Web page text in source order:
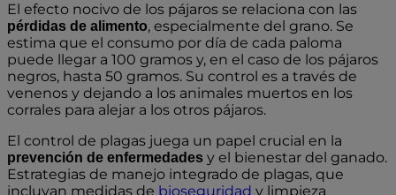
El efecto nocivo de los pájaros se relaciona con las
pérdidas de alimento, especialmente del grano. Se
estima que el consumo por día de cada paloma
puede llegar a 100 gramos y, en el caso de los pájaros
negros, hasta 50 gramos. Su control es a través de
venenos y dejando a los animales muertos en los
corrales para alejar a los otros pájaros.
El control de plagas juega un papel crucial en la
prevención de enfermedades y el bienestar del ganado.
Estrategias de manejo integrado de plagas, que
incluyan medidas de bioseguridad y limpieza